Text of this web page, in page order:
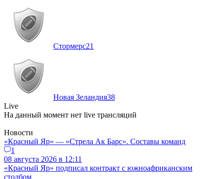
Стормерс21
Новая Зеландия38
Live
На данный момент нет live трансляций
Новости
«Красный Яр» — «Стрела Ак Барс». Составы команд
1
08 августа 2026 в 12:11
«Красный Яр» подписал контракт с южноафриканским
столбом